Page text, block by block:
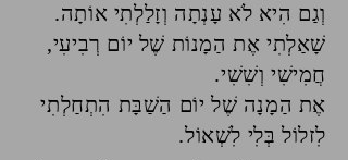
וְגַם הִיא לֹא עָנְתָה וְזָלַלְתִי אוֹתָה.
שָׁאַלְתִי אֶת הַמָנוֹת שֶׁל יוֹם רְבִיעִי,
חֲמִישִׁי וְשִׁשִׁי.
אֶת הַמָנָה שֶׁל יוֹם הַשַׁבָּת הִתְחַלְתִי
לִזלוֹל בְּלִי לִשְׁאוֹל.